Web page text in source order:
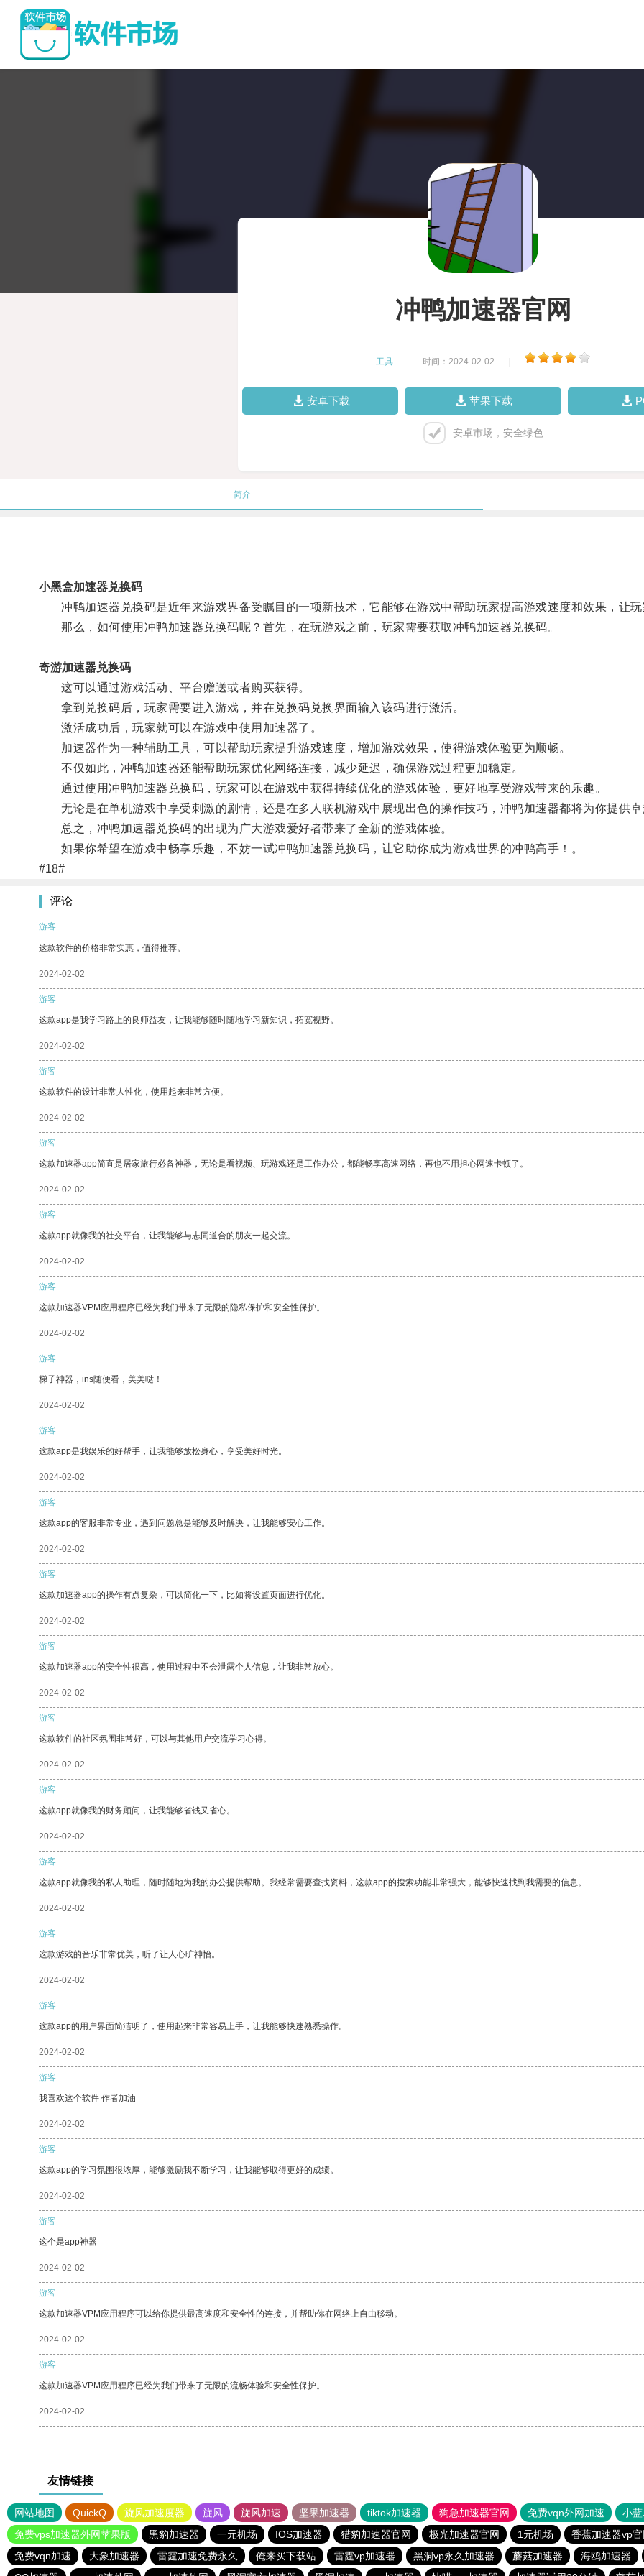
冲鸭加速器官网
工具 时间：2024-02-02
安卓下载 苹果下载
安卓市场，安全绿色
简介
小黑盒加速器兑换码
冲鸭加速器兑换码是近年来游戏界备受瞩目的一项新技术，它能够在游戏中帮助玩家提高游戏速度和效果，让玩
那么，如何使用冲鸭加速器兑换码呢？首先，在玩游戏之前，玩家需要获取冲鸭加速器兑换码。
奇游加速器兑换码
这可以通过游戏活动、平台赠送或者购买获得。
拿到兑换码后，玩家需要进入游戏，并在兑换码兑换界面输入该码进行激活。
激活成功后，玩家就可以在游戏中使用加速器了。
加速器作为一种辅助工具，可以帮助玩家提升游戏速度，增加游戏效果，使得游戏体验更为顺畅。
不仅如此，冲鸭加速器还能帮助玩家优化网络连接，减少延迟，确保游戏过程更加稳定。
通过使用冲鸭加速器兑换码，玩家可以在游戏中获得持续优化的游戏体验，更好地享受游戏带来的乐趣。
无论是在单机游戏中享受刺激的剧情，还是在多人联机游戏中展现出色的操作技巧，冲鸭加速器都将为你提供卓
总之，冲鸭加速器兑换码的出现为广大游戏爱好者带来了全新的游戏体验。
如果你希望在游戏中畅享乐趣，不妨一试冲鸭加速器兑换码，让它助你成为游戏世界的冲鸭高手！。
#18#
评论
游客
这款软件的价格非常实惠，值得推荐。
2024-02-02
游客
这款app是我学习路上的良师益友，让我能够随时随地学习新知识，拓宽视野。
2024-02-02
游客
这款软件的设计非常人性化，使用起来非常方便。
2024-02-02
游客
这款加速器app简直是居家旅行必备神器，无论是看视频、玩游戏还是工作办公，都能畅享高速网络，再也不用担心网速卡顿了。
2024-02-02
游客
这款app就像我的社交平台，让我能够与志同道合的朋友一起交流。
2024-02-02
游客
这款加速器VPM应用程序已经为我们带来了无限的隐私保护和安全性保护。
2024-02-02
游客
梯子神器，ins随便看，美美哒！
2024-02-02
游客
这款app是我娱乐的好帮手，让我能够放松身心，享受美好时光。
2024-02-02
游客
这款app的客服非常专业，遇到问题总是能够及时解决，让我能够安心工作。
2024-02-02
游客
这款加速器app的操作有点复杂，可以简化一下，比如将设置页面进行优化。
2024-02-02
游客
这款加速器app的安全性很高，使用过程中不会泄露个人信息，让我非常放心。
2024-02-02
游客
这款软件的社区氛围非常好，可以与其他用户交流学习心得。
2024-02-02
游客
这款app就像我的财务顾问，让我能够省钱又省心。
2024-02-02
游客
这款app就像我的私人助理，随时随地为我的办公提供帮助。我经常需要查找资料，这款app的搜索功能非常强大，能够快速找到我需要的信息。
2024-02-02
游客
这款游戏的音乐非常优美，听了让人心旷神怡。
2024-02-02
游客
这款app的用户界面简洁明了，使用起来非常容易上手，让我能够快速熟悉操作。
2024-02-02
游客
我喜欢这个软件 作者加油
2024-02-02
游客
这款app的学习氛围很浓厚，能够激励我不断学习，让我能够取得更好的成绩。
2024-02-02
游客
这个是app神器
2024-02-02
游客
这款加速器VPM应用程序可以给你提供最高速度和安全性的连接，并帮助你在网络上自由移动。
2024-02-02
游客
这款加速器VPM应用程序已经为我们带来了无限的流畅体验和安全性保护。
2024-02-02
友情链接
网站地图 QuickQ 旋风加速度器 旋风 旋风加速 坚果加速器 tiktok加速器 狗急加速器官网 免费vqn外网加速 小
免费vps加速器外网苹果版
黑豹加速器 一元机场 IOS加速器 猎豹加速器官网 极光加速器官网 1元机场 香蕉加速器vp官
免费vqn加速
大象加速器 雷霆加速免费永久 俺来买下载站 雷霆vp加速器 黑洞vp永久加速器 蘑菇加速器 海鸥加速器